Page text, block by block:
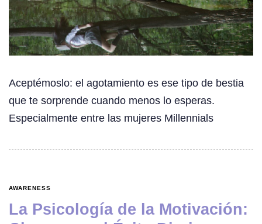
Aceptémoslo: el agotamiento es ese tipo de bestia
que te sorprende cuando menos lo esperas.
Especialmente entre las mujeres Millennials
AWARENESS
La Psicología de la Motivación: